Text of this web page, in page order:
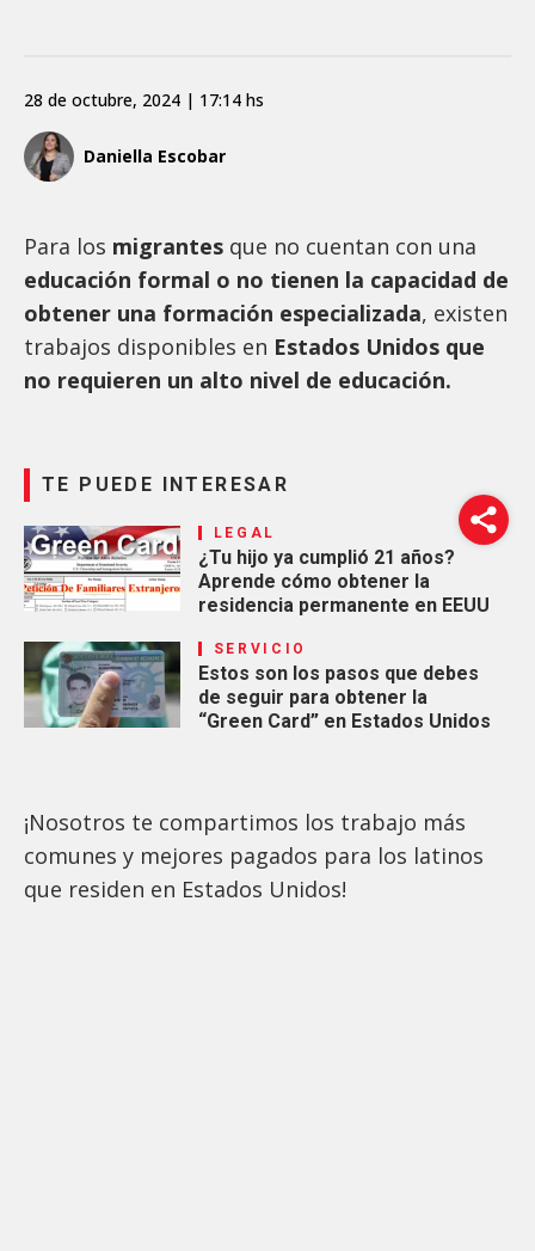
Daniella Escobar
28 de octubre, 2024 | 17:14 hs
Para los migrantes que no cuentan con una
educación formal o no tienen la capacidad de
obtener una formación especializada, existen
trabajos disponibles en Estados Unidos que
no requieren un alto nivel de educación.
TE PUEDE INTERESAR
LEGAL
¿Tu hijo ya cumplió 21 años?
Aprende cómo obtener la
residencia permanente en EEUU
SERVICIO
Estos son los pasos que debes
de seguir para obtener la
“Green Card” en Estados Unidos
¡Nosotros te compartimos los trabajo más
comunes y mejores pagados para los latinos
que residen en Estados Unidos!